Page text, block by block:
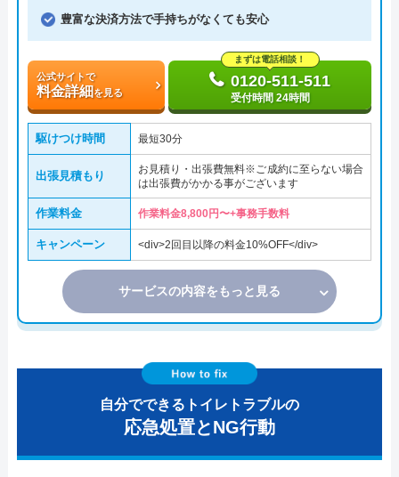
豊富な決済方法で手持ちがなくても安心
公式サイトで
料金詳細を見る
まずは電話相談！
0120-511-511
受付時間 24時間
駆けつけ時間 最短30分
出張見積もり
お見積り・出張費無料※ご成約に至らない場合
は出張費がかかる事がございます
作業料金 作業料金8,800円〜+事務手数料
キャンペーン <div>2回目以降の料金10%OFF</div>
サービスの内容をもっと見る
自分でできるトイレトラブルの
応急処置とNG行動